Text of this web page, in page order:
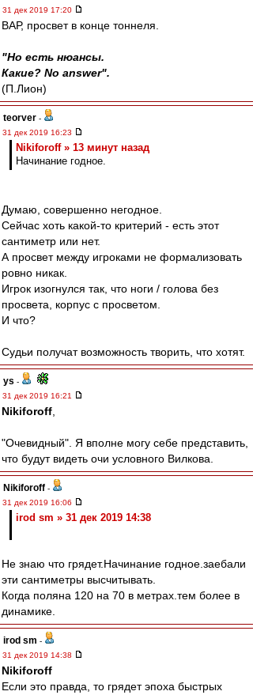
31 дек 2019 17:20
ВАР, просвет в конце тоннеля.
"Но есть нюансы.
Какие? No answer".
(П.Лион)
teorver -
31 дек 2019 16:23
Nikiforoff » 13 минут назад
Начинание годное.
Думаю, совершенно негодное.
Сейчас хоть какой-то критерий - есть этот
сантиметр или нет.
А просвет между игроками не формализовать
ровно никак.
Игрок изогнулся так, что ноги / голова без
просвета, корпус с просветом.
И что?
Судьи получат возможность творить, что хотят.
ys -
31 дек 2019 16:21
Nikiforoff
"Очевидный". Я вполне могу себе представить,
что будут видеть очи условного Вилкова.
Nikiforoff -
31 дек 2019 16:06
irod sm » 31 дек 2019 14:38
Не знаю что грядет.Начинание годное.заебали
эти сантиметры высчитывать.
Когда поляна 120 на 70 в метрах.тем более в
динамике.
irod sm -
31 дек 2019 14:38
Nikiforoff
Если это правда, то грядет эпоха быстрых